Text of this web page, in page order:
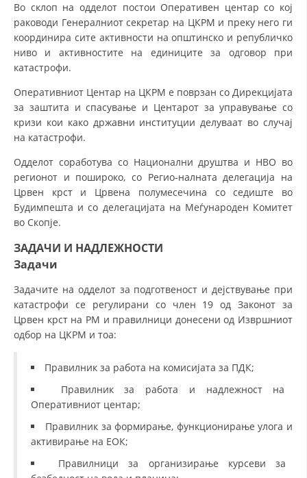
ЗНАЧЕЊЕ НА СЛУЖБАТА ЗА БАРАЊЕ
ФОРМУЛАРИ ЗА БАРАЊА
ПРВА ПОМОШ
МЕНАЏМЕНТ НА ВОЛОНТЕРИ
ДЕЈСТВУВАЊЕ
ЕДУКАТИВНО ИНФОРМАТИВНИ МАТЕРИЈАЛИ
ПРЕЗЕНТАЦИИ
Во склоп на одделот постои Оперативен центар со кој
раководи Генералниот секретар на ЦКРМ и преку него ги
координира сите активности на општинско и републичко
ниво и активностите на единиците за одговор при
катастрофи.
Оперативниот Центар на ЦКРМ е поврзан со Дирекцијата
за заштита и спасување и Центарот за управување со
кризи кои како државни институции делуваат во случај
на катастрофи.
Одделот соработува со Национални друштва и НВО во
регионот и пошироко, со Регио-налната делегација на
Црвен крст и Црвена полумесечина со седиште во
Будимпешта и со делегацијата на Меѓународен Комитет
во Скопје.
ЗАДАЧИ И НАДЛЕЖНОСТИ
Задачи
Задачите на одделот за подготвеност и дејствување при
катастрофи се регулирани со член 19 од Законот за
Црвен крст на РМ и правилници донесени од Извршниот
одбор на ЦКРМ и тоа:
Правилник за работа на комисијата за ПДК;
Правилник за работа и надлежност на
Оперативниот центар;
Правилник за формирање, функционирање улога и
активирање на ЕОК;
Правилници за организирање курсеви за